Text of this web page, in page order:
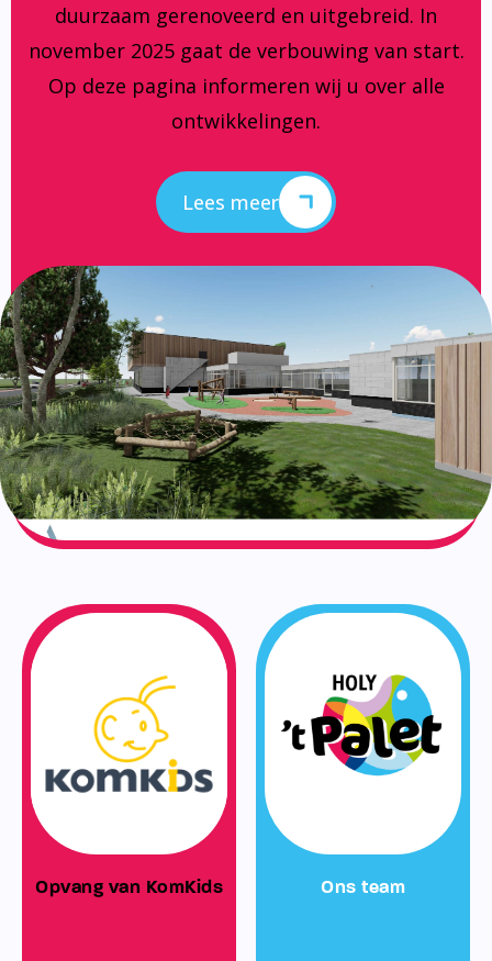
duurzaam gerenoveerd en uitgebreid. In
november 2025 gaat de verbouwing van start.
Op deze pagina informeren wij u over alle
ontwikkelingen.
Lees meer
Opvang van KomKids Ons team